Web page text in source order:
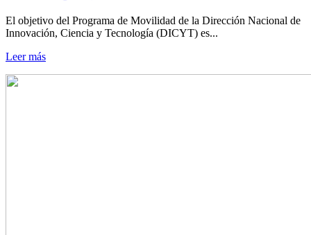
El objetivo del Programa de Movilidad de la Dirección Nacional de
Innovación, Ciencia y Tecnología (DICYT) es...
Leer más